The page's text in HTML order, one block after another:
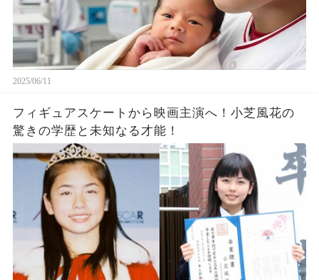
2025/06/11
フィギュアスケートから映画主演へ！小芝風花の
驚きの学歴と未知なる才能！